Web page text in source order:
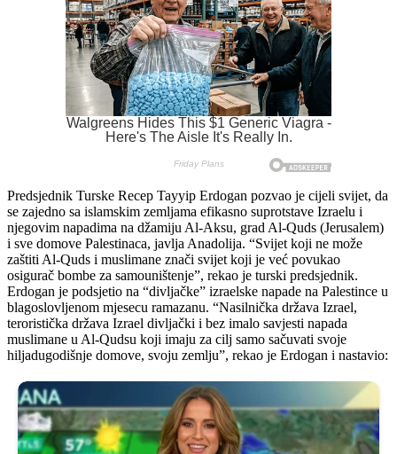
Predsjednik Turske Recep Tayyip Erdogan pozvao je cijeli svijet, da
se zajedno sa islamskim zemljama efikasno suprotstave Izraelu i
njegovim napadima na džamiju Al-Aksu, grad Al-Quds (Jerusalem)
i sve domove Palestinaca, javlja Anadolija. “Svijet koji ne može
zaštiti Al-Quds i muslimane znači svijet koji je već povukao
osigurač bombe za samouništenje”, rekao je turski predsjednik.
Erdogan je podsjetio na “divljačke” izraelske napade na Palestince u
blagoslovljenom mjesecu ramazanu. “Nasilnička država Izrael,
teroristička država Izrael divljački i bez imalo savjesti napada
muslimane u Al-Qudsu koji imaju za cilj samo sačuvati svoje
hiljadugodišnje domove, svoju zemlju”, rekao je Erdogan i nastavio: